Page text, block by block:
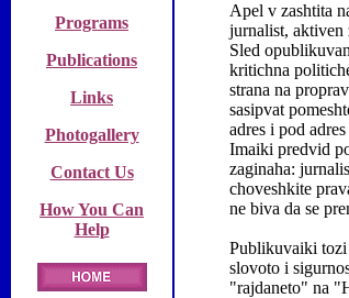
Programs
Publications
Links
Photogallery
Contact Us
How You Can
Help
Apel v zashtita
jurnalist, aktiven
Sled
kritichna
strana na
sasipvat
adres i pod
Imaiki predvid
zaginaha:
choveshkite
ne biva da se
Publikuvaiki tozi
slovoto i
"rajdaneto" na